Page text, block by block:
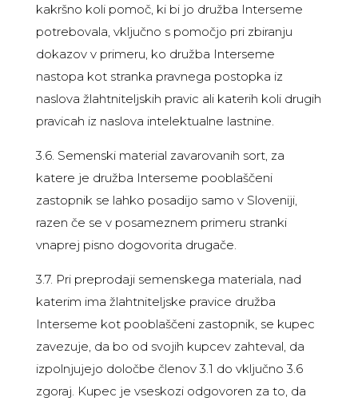
kakršno koli pomoč, ki bi jo družba Interseme
potrebovala, vključno s pomočjo pri zbiranju
dokazov v primeru, ko družba Interseme
nastopa kot stranka pravnega postopka iz
naslova žlahtniteljskih pravic ali katerih koli drugih
pravicah iz naslova intelektualne lastnine.
3.6. Semenski material zavarovanih sort, za
katere je družba Interseme pooblaščeni
zastopnik se lahko posadijo samo v Sloveniji,
razen če se v posameznem primeru stranki
vnaprej pisno dogovorita drugače.
3.7. Pri preprodaji semenskega materiala, nad
katerim ima žlahtniteljske pravice družba
Interseme kot pooblaščeni zastopnik, se kupec
zavezuje, da bo od svojih kupcev zahteval, da
izpolnjujejo določbe členov 3.1 do vključno 3.6
zgoraj. Kupec je vseskozi odgovoren za to, da